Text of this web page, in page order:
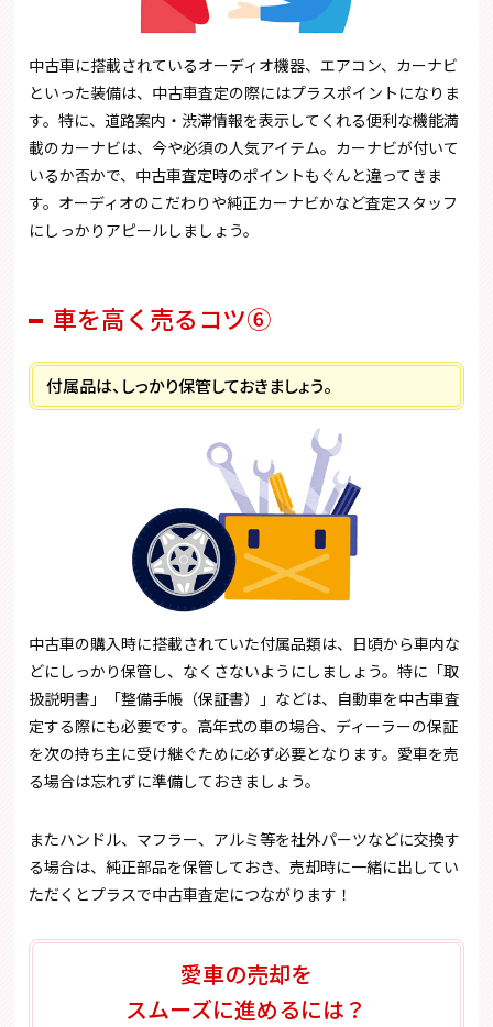
中古車に搭載されているオーディオ機器、エアコン、カーナビ
といった装備は、中古車査定の際にはプラスポイントになりま
す。特に、道路案内・渋滞情報を表示してくれる便利な機能満
載のカーナビは、今や必須の人気アイテム。カーナビが付いて
いるか否かで、中古車査定時のポイントもぐんと違ってきま
す。オーディオのこだわりや純正カーナビかなど査定スタッフ
にしっかりアピールしましょう。
車を高く売るコツ⑥
付属品は、しっかり保管しておきましょう。
中古車の購入時に搭載されていた付属品類は、日頃から車内な
どにしっかり保管し、なくさないようにしましょう。特に「取
扱説明書」「整備手帳（保証書）」などは、自動車を中古車査
定する際にも必要です。高年式の車の場合、ディーラーの保証
を次の持ち主に受け継ぐために必ず必要となります。愛車を売
る場合は忘れずに準備しておきましょう。
またハンドル、マフラー、アルミ等を社外パーツなどに交換す
る場合は、純正部品を保管しておき、売却時に一緒に出してい
ただくとプラスで中古車査定につながります！
愛車の売却を
スムーズに進めるには？